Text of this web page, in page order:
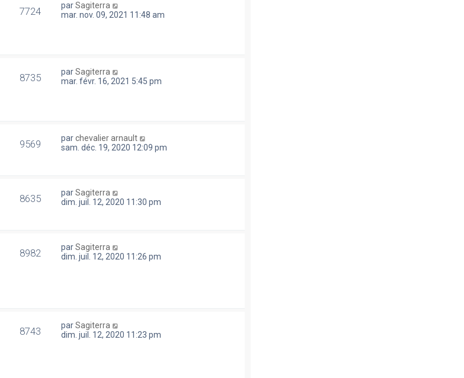
7724 parSagiterra
mar. nov. 09, 2021 11:48 am
8735 parSagiterra
mar. févr. 16, 2021 5:45 pm
9569 parchevalier arnault
sam. déc. 19, 2020 12:09 pm
8635 parSagiterra
dim. juil. 12, 2020 11:30 pm
8982 parSagiterra
dim. juil. 12, 2020 11:26 pm
8743 parSagiterra
dim. juil. 12, 2020 11:23 pm